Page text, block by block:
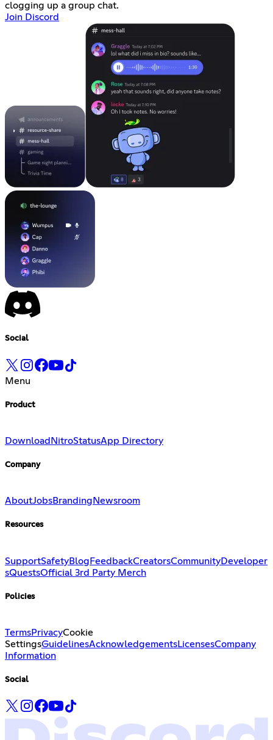
clogging up a group chat.
Join Discord
Social
Menu
Product
Download NitroStatusApp Directory
Company
AboutJobsBranding Newsroom
Resources
SupportSafetyBlogFeedbackCreatorsCommunityDeveloper
sQuestsOfficial 3rd Party Merch
Policies
TermsPrivacyCookie
SettingsGuidelinesAcknowledgementsLicensesCompany
Information
Social